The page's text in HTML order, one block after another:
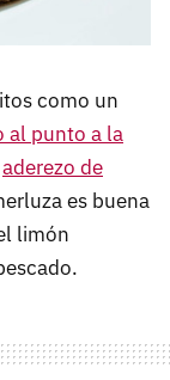
como un
al punto a la
aderezo de
es buena
limón